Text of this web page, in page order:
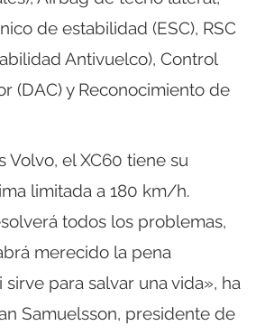
de estabilidad (ESC), RSC
Antivuelco), Control
(DAC) y Reconocimiento de
Volvo, el XC60 tiene su
limitada a 180 km/h.
todos los problemas,
merecido la pena
para salvar una vida», ha
Samuelsson, presidente de